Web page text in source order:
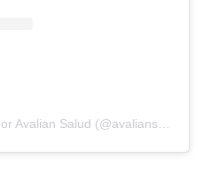
Una publicación compartida por Avalian Salud (@avaliansalud)